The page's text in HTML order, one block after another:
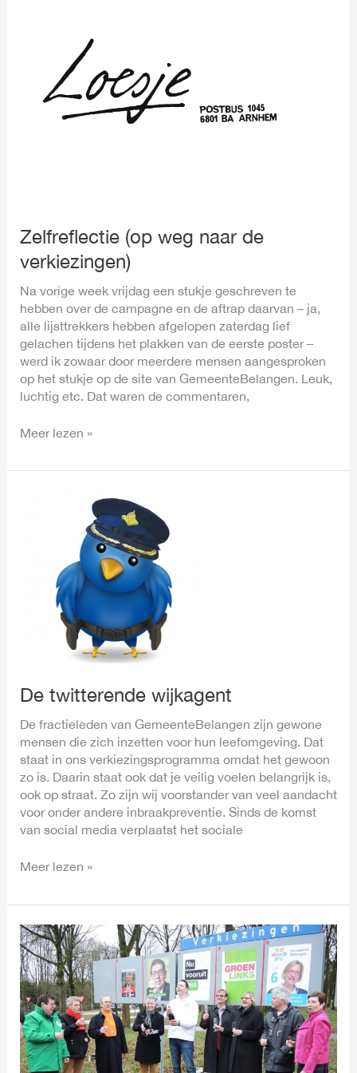
Zelfreflectie (op weg naar de
verkiezingen)
Na vorige week vrijdag een stukje geschreven te
hebben over de campagne en de aftrap daarvan – ja,
alle lijsttrekkers hebben afgelopen zaterdag lief
gelachen tijdens het plakken van de eerste poster –
werd ik zowaar door meerdere mensen aangesproken
op het stukje op de site van GemeenteBelangen. Leuk,
luchtig etc. Dat waren de commentaren,
Meer lezen »
De twitterende wijkagent
De fractieleden van GemeenteBelangen zijn gewone
mensen die zich inzetten voor hun leefomgeving. Dat
staat in ons verkiezingsprogramma omdat het gewoon
zo is. Daarin staat ook dat je veilig voelen belangrijk is,
ook op straat. Zo zijn wij voorstander van veel aandacht
voor onder andere inbraakpreventie. Sinds de komst
van social media verplaatst het sociale
Meer lezen »
Eerste
posters
hangen,
campagne
begonnen!